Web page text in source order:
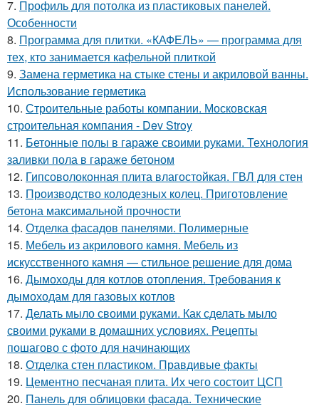
7. Профиль для потолка из пластиковых панелей.
Особенности
8. Программа для плитки. «КАФЕЛЬ» — программа для
тех, кто занимается кафельной плиткой
9. Замена герметика на стыке стены и акриловой ванны.
Использование герметика
10. Строительные работы компании. Московская
строительная компания - Dev Stroy
11. Бетонные полы в гараже своими руками. Технология
заливки пола в гараже бетоном
12. Гипсоволоконная плита влагостойкая. ГВЛ для стен
13. Производство колодезных колец. Приготовление
бетона максимальной прочности
14. Отделка фасадов панелями. Полимерные
15. Мебель из акрилового камня. Мебель из
искусственного камня — стильное решение для дома
16. Дымоходы для котлов отопления. Требования к
дымоходам для газовых котлов
17. Делать мыло своими руками. Как сделать мыло
своими руками в домашних условиях. Рецепты
пошагово с фото для начинающих
18. Отделка стен пластиком. Правдивые факты
19. Цементно песчаная плита. Их чего состоит ЦСП
20. Панель для облицовки фасада. Технические